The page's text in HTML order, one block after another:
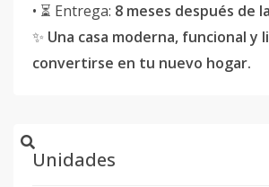
• ⏳ Entrega: 8 meses después de
✨ Una casa moderna, funcional y
convertirse en tu nuevo hogar.
Unidades